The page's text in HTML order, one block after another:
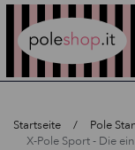
Startseite
Pole
X-Pole Sport - Die